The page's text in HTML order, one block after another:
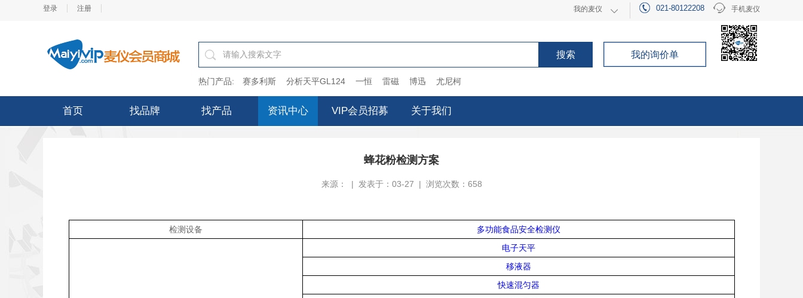
登录 注册 我的麦仪 021-80122208 手机麦仪
搜索
热门产品: 赛多利斯 分析天平GL124 一恒 雷磁 博迅 尤尼柯
我的询价单
首页 找品牌 找产品 资讯中心 VIP会员招募 关于我们
蜂花粉检测方案
来源： | 发表于：03-27 | 浏览次数：658
检测设备 多功能食品安全检测仪
电子天平
移液器
快速混匀器